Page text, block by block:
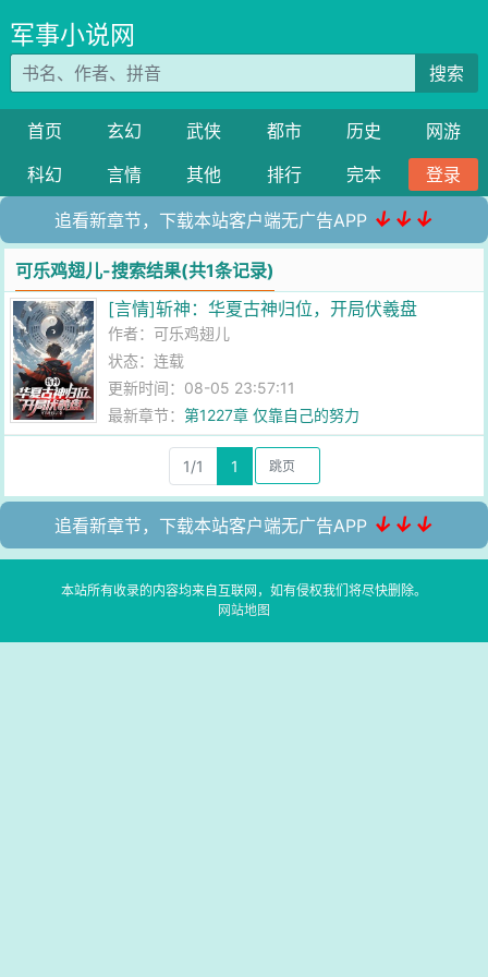
军事小说网
搜索
首页 玄幻 武侠 都市 历史
网游
科幻
言情 其他 排行 完本 登录
追看新章节，下载本站客户端无广告APP ↓↓↓
可乐鸡翅儿-搜索结果(共1条记录)
[言情]斩神：华夏古神归位，开局伏羲盘
作者： 可乐鸡翅儿
状态：连载
更新时间：08-05 23:57:11
最新章节：第1227章 仅靠自己的努力
1/1 1
追看新章节，下载本站客户端无广告APP ↓↓↓
本站所有收录的内容均来自互联网，如有侵权我们将尽快删除。
网站地图